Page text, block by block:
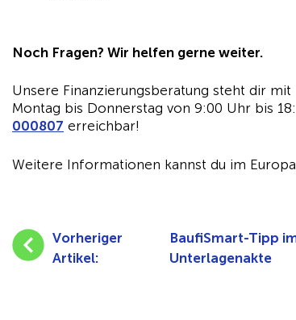
Noch Fragen? Wir helfen gerne weiter.
Unsere Finanzierungsberatung steht dir mit
Montag bis Donnerstag von 9:00 Uhr bis
000807 erreichbar!
Weitere Informationen kannst du im
Vorheriger
Artikel:
BaufiSmart-Tipp
Unterlagenakte